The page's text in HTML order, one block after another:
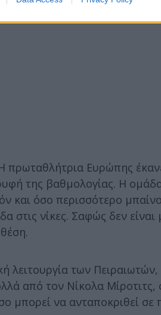
πρωταθλήτρια Ευρώπης
της βαθμολογίας. Η
και όσο περισσότερο
νίκες. Σαφώς δεν είναι
των Πειραιωτών,
από τον Νίκολα Μίροτιτς,
μπορεί να ανταποκριθεί σε